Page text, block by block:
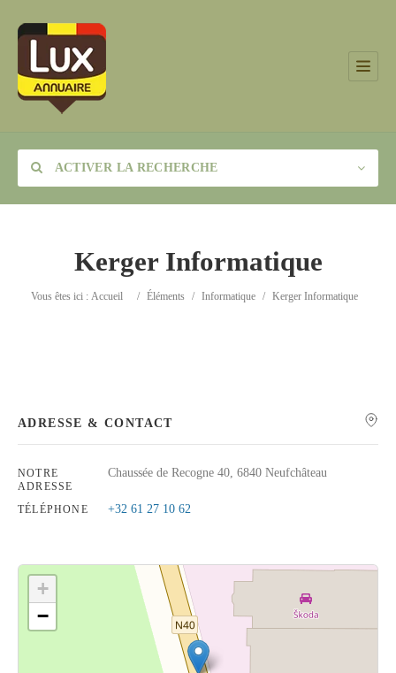
ACTIVER LA RECHERCHE
Catégorie
Kerger Informatique
Vous êtes ici : Accueil / Éléments / Informatique / Kerger Informatique
ADRESSE & CONTACT
NOTRE
ADRESSE
Chaussée de Recogne 40, 6840 Neufchâteau
TÉLÉPHONE +32 61 27 10 62
Cliquez sur le bouton pour afficher la carte.
+
−